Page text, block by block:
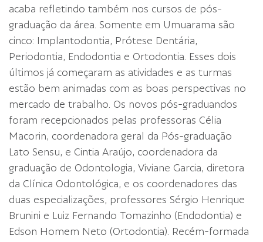
acaba refletindo também nos cursos de pós-
graduação da área. Somente em Umuarama são
cinco: Implantodontia, Prótese Dentária,
Periodontia, Endodontia e Ortodontia. Esses dois
últimos já começaram as atividades e as turmas
estão bem animadas com as boas perspectivas no
mercado de trabalho. Os novos pós-graduandos
foram recepcionados pelas professoras Célia
Macorin, coordenadora geral da Pós-graduação
Lato Sensu, e Cintia Araújo, coordenadora da
graduação de Odontologia, Viviane Garcia, diretora
da Clínica Odontológica, e os coordenadores das
duas especializações, professores Sérgio Henrique
Brunini e Luiz Fernando Tomazinho (Endodontia) e
Edson Homem Neto (Ortodontia). Recém-formada